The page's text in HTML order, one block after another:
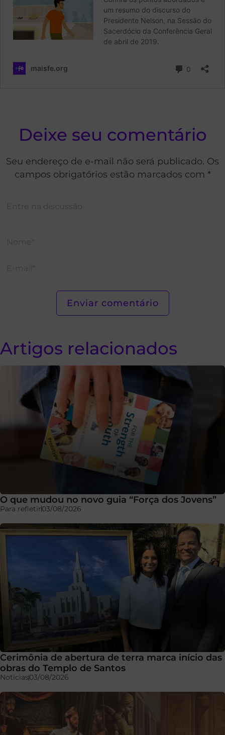
Deixe seu comentário
Seu endereço de e-mail não será publicado. Os
campos obrigatórios estão marcados com *
Artigos relacionados
O que mudou no novo guia “Força dos Jovens”
Para refletir03/08/2026
Cerimônia de abertura de terra marca início das
obras do Templo de Santos
Notícias03/08/2026